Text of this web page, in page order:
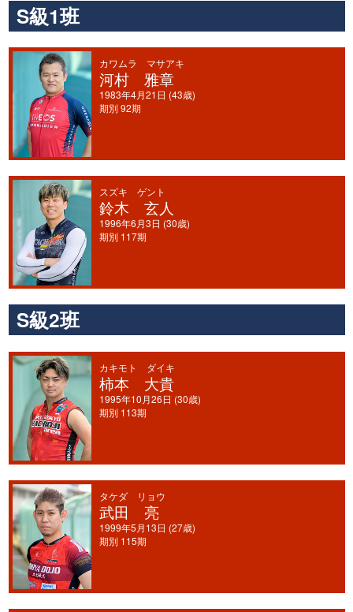
S級1班
カワムラ マサアキ
河村 雅章
1983年4月21日 (43歳)
期別 92期
スズキ ゲント
鈴木 玄人
1996年6月3日 (30歳)
期別 117期
S級2班
カキモト ダイキ
柿本 大貴
1995年10月26日 (30歳)
期別 113期
タケダ リョウ
武田 亮
1999年5月13日 (27歳)
期別 115期